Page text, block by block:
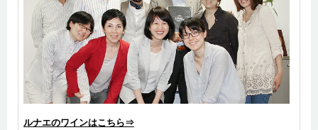
ルナエのワインはこちら⇒